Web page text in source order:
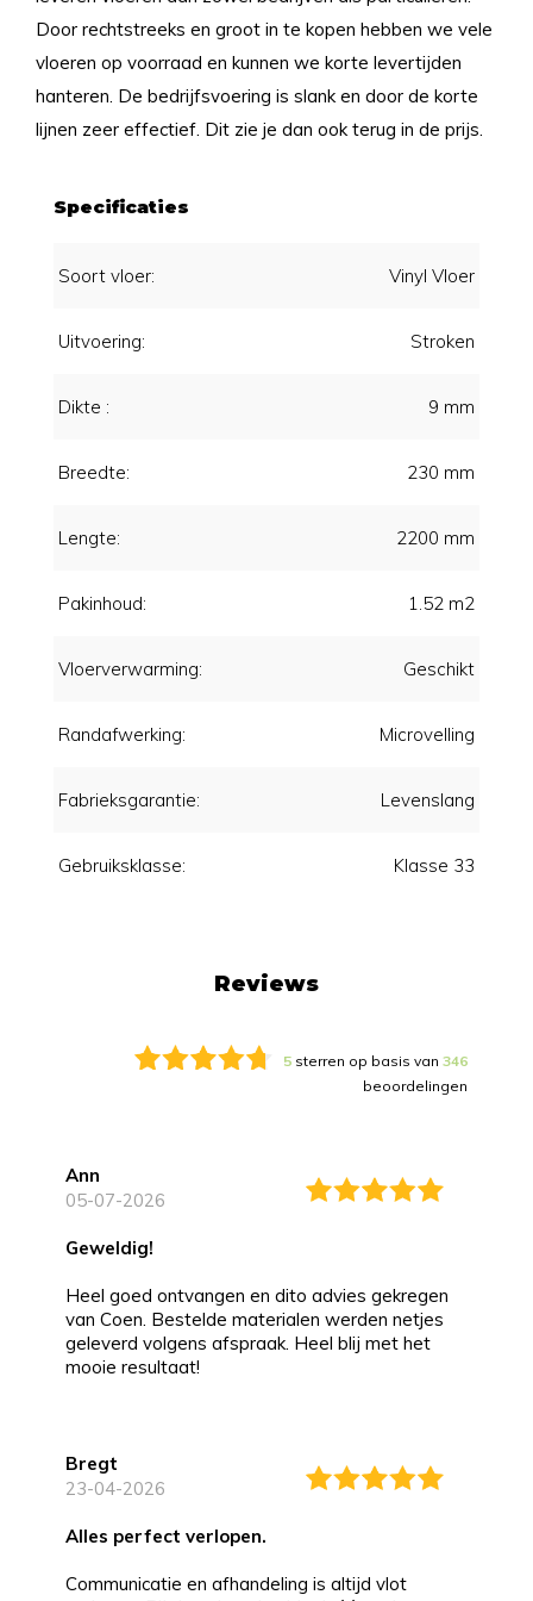
Door rechtstreeks en groot in te kopen hebben we vele
vloeren op voorraad en kunnen we korte levertijden
hanteren. De bedrijfsvoering is slank en door de korte
lijnen zeer effectief. Dit zie je dan ook terug in de prijs.
Specificaties
Soort vloer: Vinyl Vloer
Uitvoering: Stroken
Dikte : 9 mm
Breedte: 230 mm
Lengte: 2200 mm
Pakinhoud: 1.52 m2
Vloerverwarming: Geschikt
Randafwerking: Microvelling
Fabrieksgarantie: Levenslang
Gebruiksklasse: Klasse 33
Reviews
5 sterren op basis van 346
beoordelingen
Ann
05-07-2026
Geweldig!
Heel goed ontvangen en dito advies gekregen
van Coen. Bestelde materialen werden netjes
geleverd volgens afspraak. Heel blij met het
mooie resultaat!
Bregt
23-04-2026
alles perfect verlopen.
Communicatie en afhandeling is altijd vlot